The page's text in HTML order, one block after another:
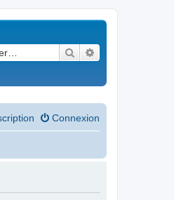
Rechercher
Connexion